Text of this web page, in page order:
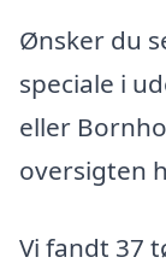
Ønsker du
speciale i
eller
oversigten
Vi fandt 37